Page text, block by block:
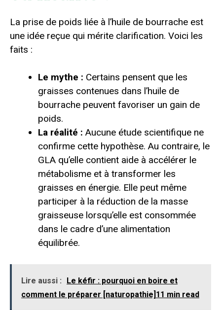
La prise de poids liée à l’huile de bourrache est
une idée reçue qui mérite clarification. Voici les
faits :
Le mythe : Certains pensent que les
graisses contenues dans l’huile de
bourrache peuvent favoriser un gain de
poids.
La réalité : Aucune étude scientifique ne
confirme cette hypothèse. Au contraire, le
GLA qu’elle contient aide à accélérer le
métabolisme et à transformer les
graisses en énergie. Elle peut même
participer à la réduction de la masse
graisseuse lorsqu’elle est consommée
dans le cadre d’une alimentation
équilibrée.
Lire aussi :
Le kéfir : pourquoi en boire et
comment le préparer [naturopathie]11 min read